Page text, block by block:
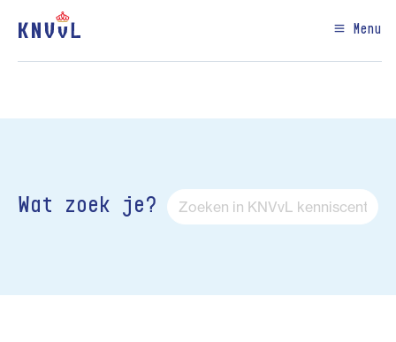
Menu
Wat zoek je?